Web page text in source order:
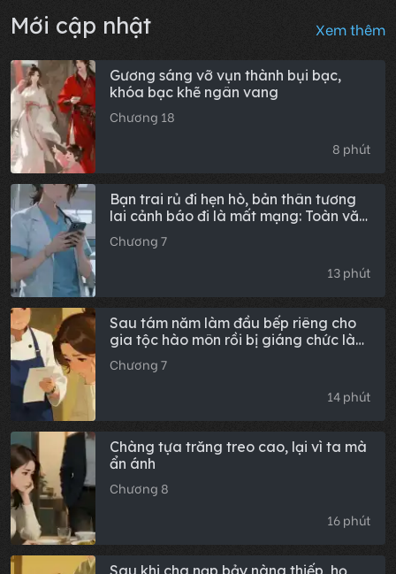
Mới cập nhật Xem thêm
Gương sáng vỡ vụn thành bụi bạc,
khóa bạc khẽ ngân vang
Chương 18
8 phút
Bạn trai rủ đi hẹn hò, bản thân tương
lai cảnh báo đi là mất mạng: Toàn văn
hậu truyện
Chương 7
13 phút
Sau tám năm làm đầu bếp riêng cho
gia tộc hào môn rồi bị giáng chức làm
phụ bếp, tôi nghỉ việc
Chương 7
14 phút
Chàng tựa trăng treo cao, lại vì ta mà
ẩn ánh
Chương 8
16 phút